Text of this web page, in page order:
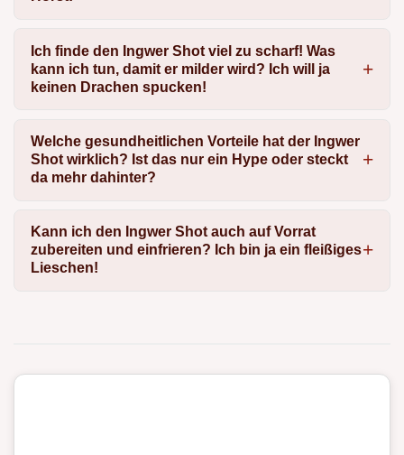
Ich finde den Ingwer Shot viel zu scharf! Was
kann ich tun, damit er milder wird? Ich will ja
keinen Drachen spucken!
Welche gesundheitlichen Vorteile hat der Ingwer
Shot wirklich? Ist das nur ein Hype oder steckt
da mehr dahinter?
Kann ich den Ingwer Shot auch auf Vorrat
zubereiten und einfrieren? Ich bin ja ein fleißiges
Lieschen!